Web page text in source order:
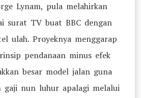
Lynam, pula melahirkan
surat TV buat BBC dengan
ulah. Proyeknya menggarap
pendanaan minus efek
besar model jalan guna
gaji nun luhur apalagi melalui